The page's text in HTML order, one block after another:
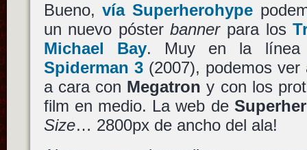
Bueno,vía Superherohype
un nuevo pósterbannerpara los
Michael Bay. Muy en la línea
Spiderman 3(2007), podemos
a cara con Megatron y con los
film en medio. La web de
Size… 2800px de ancho del ala!